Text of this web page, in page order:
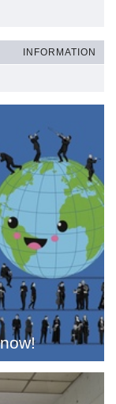
INFORMATION